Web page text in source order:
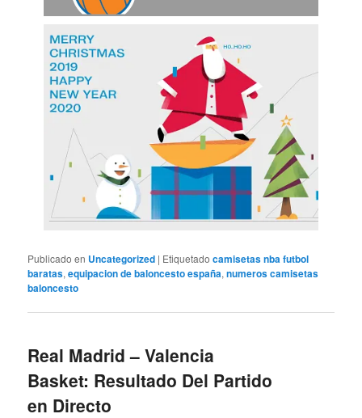
Publicado en Uncategorized | Etiquetado camisetas nba futbol
baratas,equipacion de baloncesto españa,numeros camisetas
baloncesto
Real Madrid – Valencia
Basket: Resultado Del Partido
en Directo